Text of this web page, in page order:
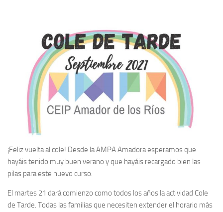
¡Feliz vuelta al cole! Desde la AMPA Amadora esperamos que
hayáis tenido muy buen verano y que hayáis recargado bien las
pilas para este nuevo curso.
El martes 21 dará comienzo como todos los años la actividad Cole
de Tarde. Todas las familias que necesiten extender el horario más